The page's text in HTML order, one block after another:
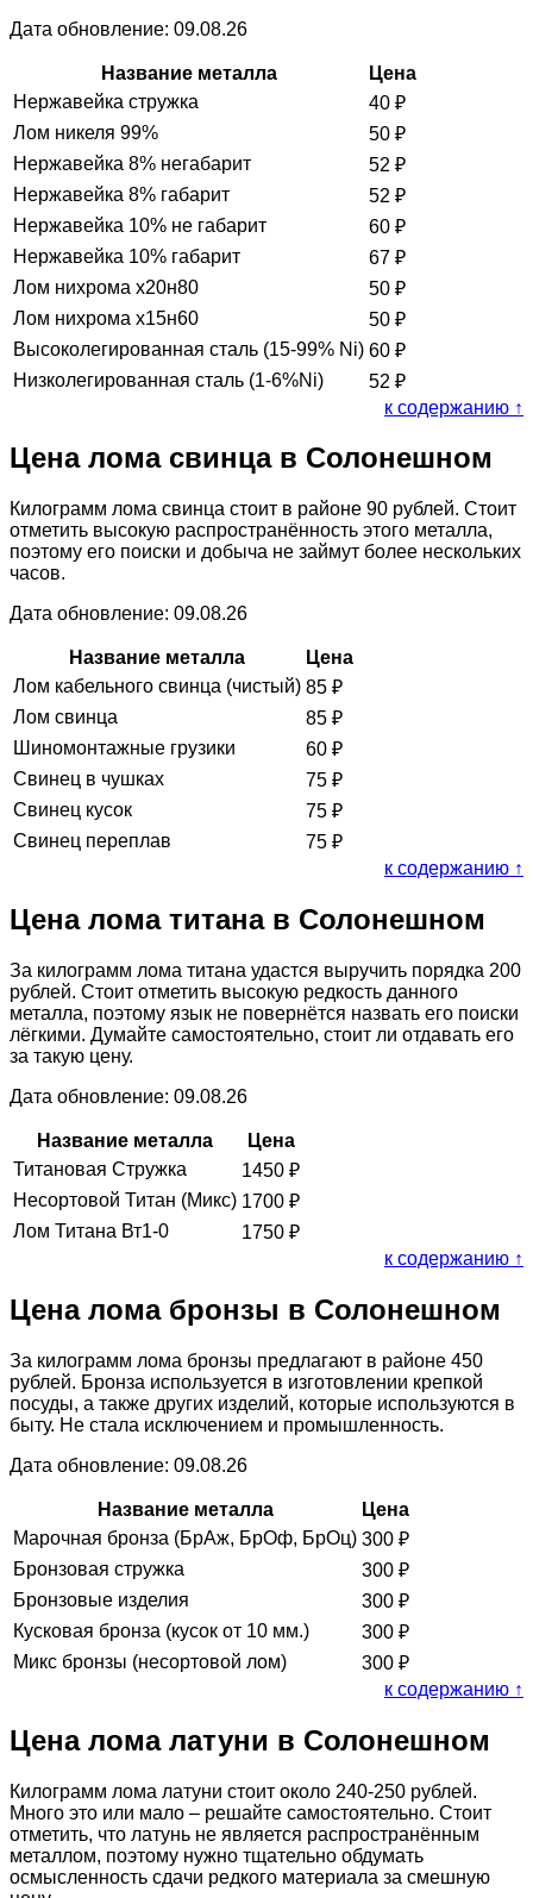
Дата обновление: 09.08.26
Название металла
Цена
Нержавейка стружка
40 ₽
Лом никеля 99%
50 ₽
Нержавейка 8% негабарит
52 ₽
Нержавейка 8% габарит
52 ₽
Нержавейка 10% не габарит
60 ₽
Нержавейка 10% габарит
67 ₽
Лом нихрома х20н80
50 ₽
Лом нихрома х15н60
50 ₽
Высоколегированная сталь (15-99% Ni) 60 ₽
Низколегированная сталь (1-6%Ni)
52 ₽
к содержанию ↑
Цена лома свинца в Солонешном
Килограмм лома свинца стоит в районе 90 рублей. Стоит
отметить высокую распространённость этого металла,
поэтому его поиски и добыча не займут более нескольких
часов.
Дата обновление: 09.08.26
Название металла
Цена
Лом кабельного свинца (чистый) 85 ₽
Лом свинца
85 ₽
Шиномонтажные грузики
60 ₽
Свинец в чушках
75 ₽
Свинец кусок
75 ₽
Свинец переплав
75 ₽
к содержанию ↑
Цена лома титана в Солонешном
За килограмм лома титана удастся выручить порядка 200
рублей. Стоит отметить высокую редкость данного
металла, поэтому язык не повернётся назвать его поиски
лёгкими. Думайте самостоятельно, стоит ли отдавать его
за такую цену.
Дата обновление: 09.08.26
Название металла
Цена
Титановая Стружка
1450 ₽
Несортовой Титан (Микс) 1700 ₽
Лом Титана Вт1-0
1750 ₽
к содержанию ↑
Цена лома бронзы в Солонешном
За килограмм лома бронзы предлагают в районе 450
рублей. Бронза используется в изготовлении крепкой
посуды, а также других изделий, которые используются в
быту. Не стала исключением и промышленность.
Дата обновление: 09.08.26
Название металла
Цена
Марочная бронза (БрАж, БрОф, БрОц) 300 ₽
Бронзовая стружка
300 ₽
Бронзовые изделия
300 ₽
Кусковая бронза (кусок от 10 мм.)
300 ₽
Микс бронзы (несортовой лом)
300 ₽
к содержанию ↑
Цена лома латуни в Солонешном
Килограмм лома латуни стоит около 240-250 рублей.
Много это или мало – решайте самостоятельно. Стоит
отметить, что латунь не является распространённым
металлом, поэтому нужно тщательно обдумать
осмысленность сдачи редкого материала за смешную